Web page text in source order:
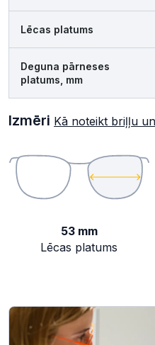
Lēcas platums
Deguna pārneses
platums, mm
Izmēri Kā noteikt briļļu
53 mm
Lēcas platums